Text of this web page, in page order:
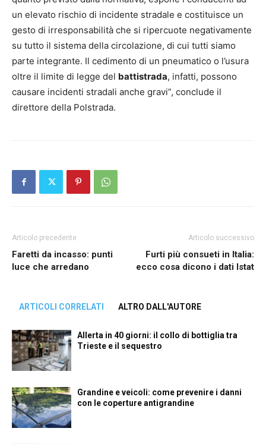
un elevato rischio di incidente stradale e costituisce un
gesto di irresponsabilità che si ripercuote negativamente
su tutto il sistema della circolazione, di cui tutti siamo
parte integrante. Il cedimento di un pneumatico o l’usura
oltre il limite di legge del battistrada, infatti, possono
causare incidenti stradali anche gravi”, conclude il
direttore della Polstrada.
Articolo precedente
Faretti da incasso: punti
luce che arredano
Articolo successivo
Furti più consueti in Italia:
ecco cosa dicono i dati Istat
ARTICOLI CORRELATI ALTRO DALL'AUTORE
Allerta in 40 giorni: il collo di bottiglia tra
Trieste e il sequestro
Grandine e veicoli: come prevenire i danni
con le coperture antigrandine